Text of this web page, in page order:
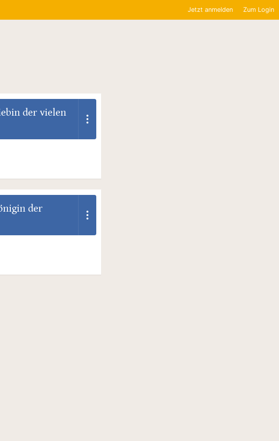
Jetzt anmelden Zum Login
der vielen
der